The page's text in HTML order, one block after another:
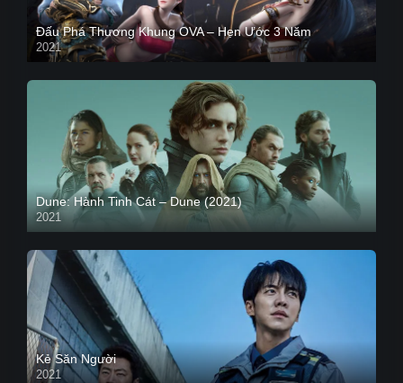
Đấu Phá Thương Khung OVA – Hẹn Ước 3 Năm
2021
Dune: Hành Tinh Cát – Dune (2021)
2021
HD VIETSUB
Kẻ Săn Người
2021